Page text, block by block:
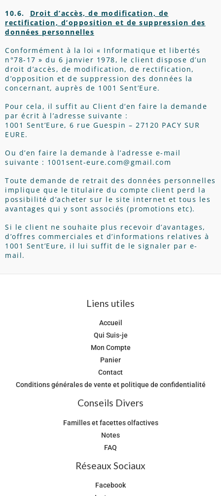
10.6.
Droit d’accès, de modification, de
rectification, d’opposition et de suppression des
données personnelles
Conformément à la loi « Informatique et libertés
n°78-17 » du 6 janvier 1978, le client dispose d’un
droit d’accès, de modification, de rectification,
d’opposition et de suppression des données la
concernant, auprès de 1001 Sent’Eure.
Pour cela, il suffit au Client d’en faire la demande
par écrit à l’adresse suivante :
1001 Sent’Eure, 6 rue Guespin – 27120 PACY SUR
EURE.
Ou d’en faire la demande à l’adresse e-mail
suivante : 1001sent-eure.com@gmail.com
Toute demande de retrait des données personnelles
implique que le titulaire du compte client perd la
possibilité d’acheter sur le site internet et tous les
avantages qui y sont associés (promotions etc).
Si le client ne souhaite plus recevoir d’avantages,
d’offres commerciales et d’informations relatives à
1001 Sent’Eure, il lui suffit de le signaler par e-
mail.
Liens utiles
Accueil
Qui Suis-je
Mon Compte
Panier
Contact
Conditions générales de vente et politique de confidentialité
Conseils Divers
Familles et facettes olfactives
Notes
FAQ
Réseaux Sociaux
Facebook